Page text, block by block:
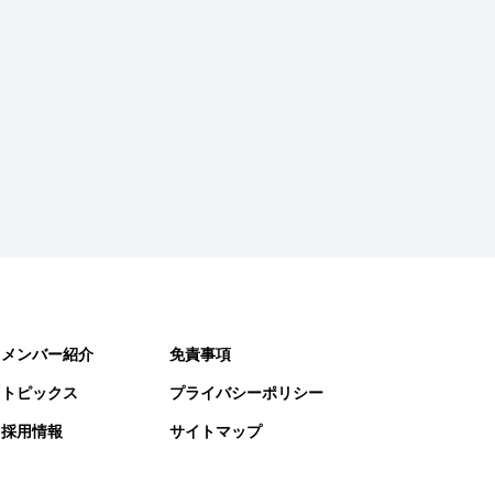
メンバー紹介
トピックス
採用情報
免責事項
プライバシーポリシー
サイトマップ